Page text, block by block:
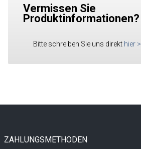
Vermissen Sie
Produktinformationen?
Bitte schreiben Sie uns direkt hier >
ZAHLUNGSMETHODEN